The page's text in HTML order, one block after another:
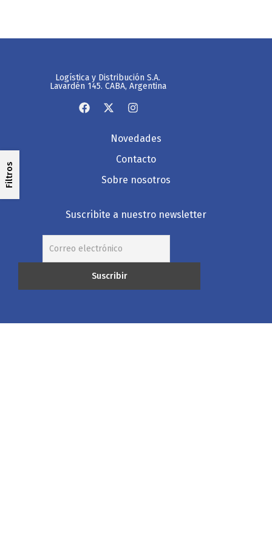
Filtros
Logística y Distribución S.A.
Lavardén 145. CABA, Argentina
Novedades
Contacto
Sobre nosotros
Suscribite a nuestro newsletter